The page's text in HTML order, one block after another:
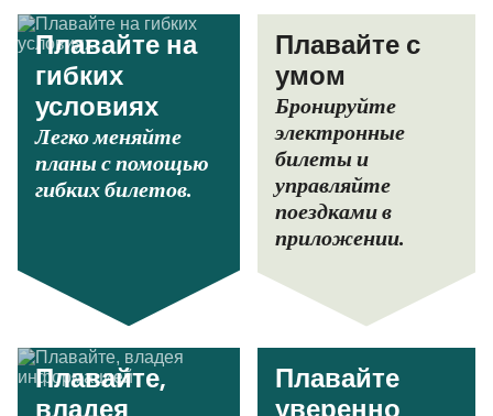
Плавайте на
гибких
условиях
Легко меняйте
планы с помощью
гибких билетов.
Плавайте с
умом
Бронируйте
электронные
билеты и
управляйте
поездками в
приложении.
Плавайте,
Плавайте